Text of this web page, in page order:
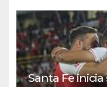
Santa Fe